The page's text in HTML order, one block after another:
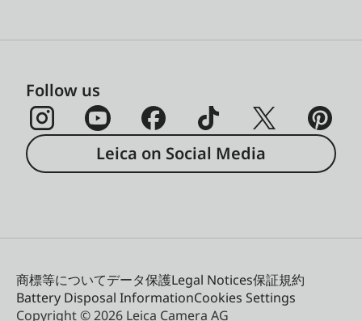
Follow us
Leica on Social Media
商標等についてデータ保護Legal Notices保証規約
Battery Disposal InformationCookies Settings
Copyright © 2026 Leica Camera AG